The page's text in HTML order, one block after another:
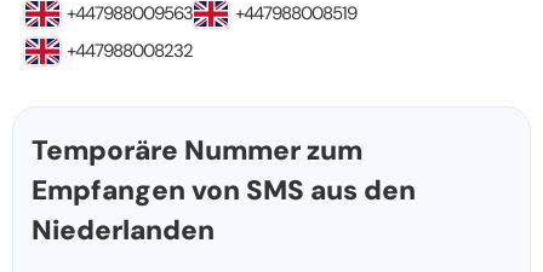
+447988009563
+447988008519
+447988008232
Temporäre Nummer zum
Empfangen von SMS aus den
Niederlanden